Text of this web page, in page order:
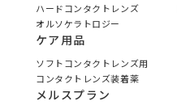
ハードコンタクトレンズ
オルソケラトロジー
ケア用品
ソフトコンタクトレンズ用
コンタクトレンズ装着薬
メルスプラン